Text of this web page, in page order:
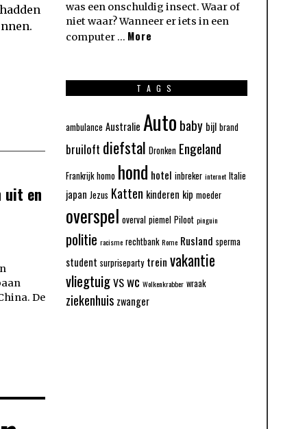
uit en
De
was een onschuldig insect. Waar of
niet waar? Wanneer er iets in een
computer … More
TAGS
ambulance Australie Auto baby bijl brand
bruiloft diefstal Dronken Engeland
Frankrijk homo hond hotel inbreker internet Italie
japan Jezus Katten kinderen kip moeder
overspel overval piemel Piloot pinguin
politie racisme rechtbank Rome Rusland sperma
student surpriseparty trein vakantie
vliegtuigVSwc Wolkenkrabber wraak
ziekenhuis zwanger